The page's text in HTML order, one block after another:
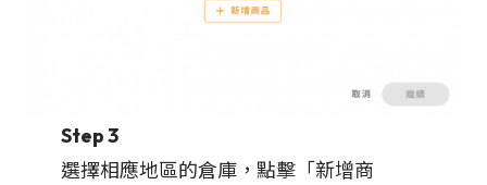
Step 3
選擇相應地區的倉庫，點擊「新增商